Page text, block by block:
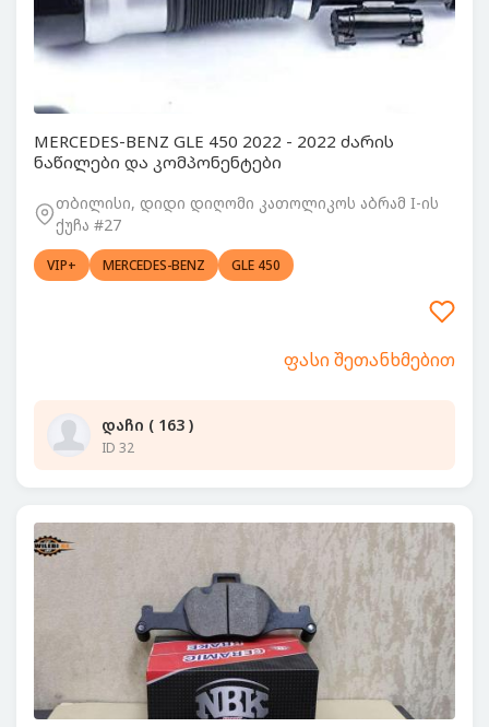
MERCEDES-BENZ GLE 450 2022 - 2022 ძარის
ნაწილები და კომპონენტები
თბილისი, დიდი დიღომი კათოლიკოს აბრამ I-ის
ქუჩა #27
VIP+ MERCEDES-BENZ GLE 450
ფასი შეთანხმებით
დაჩი ( 163 )
ID 32